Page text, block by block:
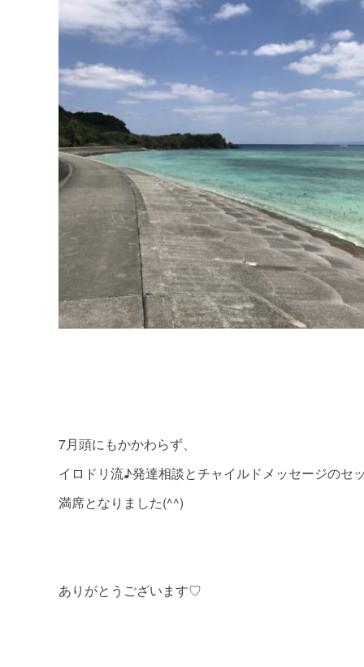
7月頭にもかかわらず、
イロドリ流♪発達相談とチャイルドメッセージのセ
満席となりました(^^)
ありがとうございます♡